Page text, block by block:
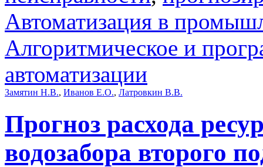
Автоматизация в
Алгоритмическое и
автоматизации
Замятин Н.В., Иванов Е.О., Латровкин В.В.
Прогноз расхода
водозабора второго